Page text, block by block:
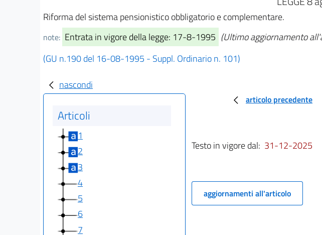
Riforma del sistema pensionistico obbligatorio e complementare.
note: Entrata in vigore della legge: 17-8-1995 (Ultimo aggiornamento
(GU n.190 del 16-08-1995 - Suppl. Ordinario n. 101)
nascondi
Articoli
1
2
3
4
5
6
7
articolo precedente
Testo in vigore dal: 31-12-2025
aggiornamenti all'articolo